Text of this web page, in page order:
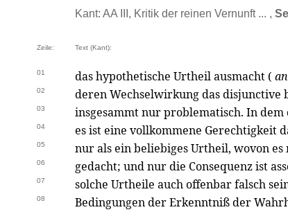
Kant: AA III, Kritik der reinen Vernunft ... ,
Zeile: Text (Kant):
01 das hypothetische Urtheil ausmacht (
02 deren Wechselwirkung das disjunctive
03 insgesammt nur problematisch. In
04 es ist eine vollkommene Gerechtigkeit
05 nur als ein beliebiges Urtheil, wovon
06 gedacht; und nur die Consequenz ist
07 solche Urtheile auch offenbar falsch
08 Bedingungen der Erkenntniß der